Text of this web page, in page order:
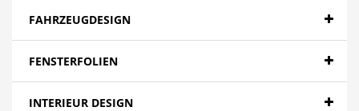
FAHRZEUGDESIGN
FENSTERFOLIEN
INTERIEUR DESIGN